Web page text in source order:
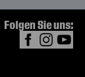
Folgen Sie uns: